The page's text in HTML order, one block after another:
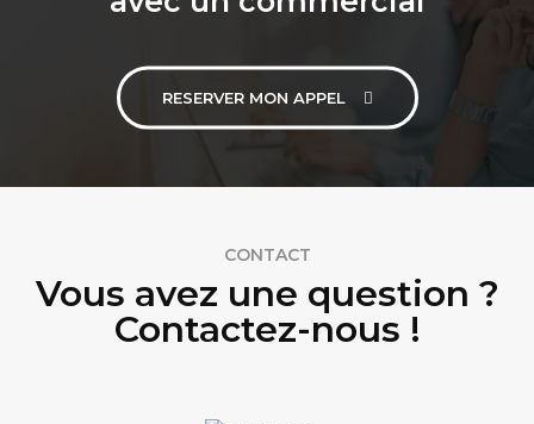
RESERVER MON APPEL
CONTACT
Vous avez une question ?
Contactez-nous !